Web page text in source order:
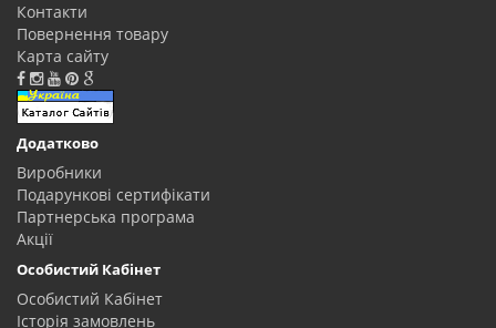
Контакти
Повернення товару
Карта сайту
Додатково
Виробники
Подарункові сертифікати
Партнерська програма
Акції
Особистий Кабінет
Особистий Кабінет
Історія замовлень